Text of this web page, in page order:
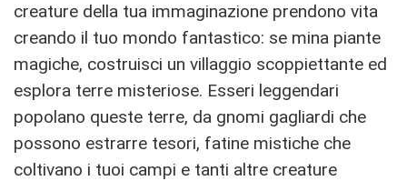
creature della tua immaginazione prendono vita
creando il tuo mondo fantastico: se mina piante
magiche, costruisci un villaggio scoppiettante ed
esplora terre misteriose. Esseri leggendari
popolano queste terre, da gnomi gagliardi che
possono estrarre tesori, fatine mistiche che
coltivano i tuoi campi e tanti altre creature